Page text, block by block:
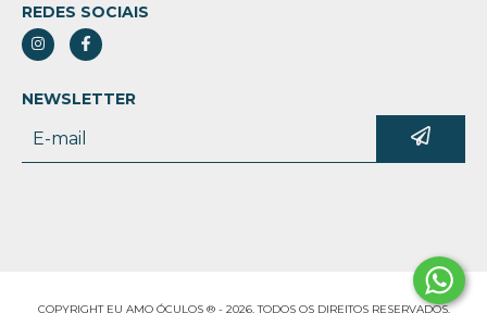
REDES SOCIAIS
NEWSLETTER
COPYRIGHT EU AMO ÓCULOS ® - 2026. TODOS OS DIREITOS RESERVADOS.